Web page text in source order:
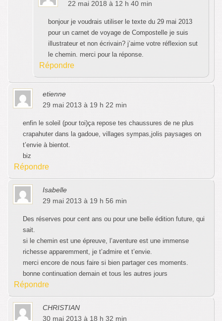
22 mai 2018 à 12 h 40 min
bonjour je voudrais utiliser le texte du 29 mai 2013
pour un carnet de voyage de Compostelle je suis
illustrateur et non écrivain? j’aime votre réflexion sut
le chemin. merci pour la réponse.
Répondre
etienne
29 mai 2013 à 19 h 22 min
enfin le soleil (pour toi)ça repose tes chaussures de ne plus
crapahuter dans la gadoue, villages sympas,jolis paysages on
t’envie à bientot.
biz
Répondre
Isabelle
29 mai 2013 à 19 h 56 min
Des réserves pour cent ans ou pour une belle édition future, qui
sait.
si le chemin est une épreuve, l’aventure est une immense
richesse apparemment, je t’admire et t’envie.
merci encore de nous faire si bien partager ces moments.
bonne continuation demain et tous les autres jours
Répondre
CHRISTIAN
30 mai 2013 à 18 h 32 min